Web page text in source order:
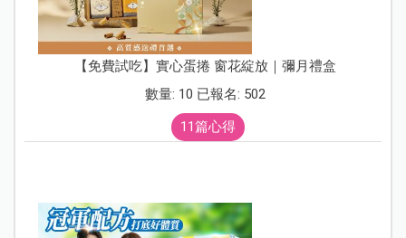
【免費試吃】實心蛋捲 窗花綻放｜彌月禮盒
數量: 10 已報名: 502
11篇心得